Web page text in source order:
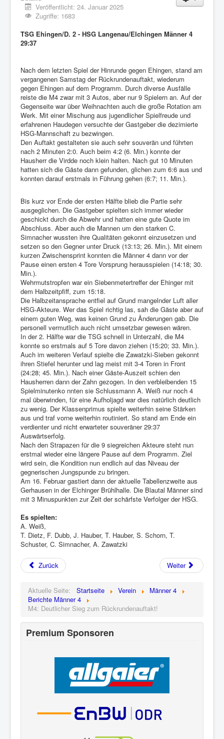
Veröffentlicht: 24. Januar 2025
Zugriffe: 1683
TSG Ehingen/D. 2 - HSG Langenau/Elchingen Männer 4
29:37
Nach dem letzten Spiel der Hinrunde gegen Ehingen, stand am
vergangenen Samstag der Rückrundenauftakt, wiederum
gegen Ehingen auf dem Programm. Durch diverse Ausfälle
reiste die M4 zwar mit 3 Autos, aber nur 9 Spielern an. Auf der
Gegenseite war über Weihnachten auch die große Rotation am
Werk. Mit einer Mischung aus jugendlicher Spielfreude und
erfahrenen Haudegen versuchte der Gastgeber die dezimierte
HSG-Mannschaft zu bezwingen.
Den Auftakt gestalteten sie auch sehr souverän und führten
nach 2 Minuten 2:0. Auch beim 4:2 (6. Min.) konnte der
Hausherr die Virdde noch klein halten. Nach gut 10 Minuten
hatten sich die Gäste dann gefunden, glichen zum 6:6 aus und
konnten darauf erstmals in Führung gehen (6:7; 11. Min.).
Bis kurz vor Ende der ersten Hälfte blieb die Partie sehr
ausgeglichen. Die Gastgeber spielten sich immer wieder
geschickt durch die Abwehr und hatten eine gute Quote im
Abschluss. Aber auch die Mannen um den starken C.
Simnacher wussten ihre Qualitäten gekonnt einzusetzen und
setzen so den Gegner unter Druck (13:13; 26. Min.). Mit einem
kurzen Zwischensprint konnten die Männer 4 dann vor der
Pause einen ersten 4 Tore Vorsprung herausspielen (14:18; 30.
Min.).
Wehrmutstropfen war ein Siebenmetertreffer der Ehinger mit
dem Halbzeitpfiff, zum 15:18.
Die Halbzeitansprache entfiel auf Grund mangelnder Luft aller
HSG-Akteure. Wer das Spiel richtig las, sah die Gäste aber auf
einem guten Weg, was keinen Grund zu Änderungen gab. Die
personell vermutlich auch nicht umsetzbar gewesen wären.
In der 2. Hälfte war die TSG schnell in Unterzahl, die M4
konnte so erstmals auf 5 Tore davon ziehen (15:20; 33. Min.).
Auch im weiteren Verlauf spielte die Zawatzki-Sieben gekonnt
ihren Stiefel herunter und lag meist mit 3-4 Toren in Front
(24:28; 45. Min.). Nach einer Gäste-Auszeit schien den
Hausherren dann der Zahn gezogen. In den verbleibenden 15
Spielminutenko nnten sie Schlussmann A. Weiß nur noch 4
mal überwinden, für eine Aufholjagd war dies natürlich deutlich
zu wenig. Der Klassenprimus spielte weiterhin seine Stärken
aus und traf vorne weiterhin routiniert. So stand am Ende ein
verdienter und nicht erwarteter souveräner 29:37
Auswärtserfolg.
Nach den Strapazen für die 9 siegreichen Akteure steht nun
erstmal wieder eine längere Pause auf dem Programm. Ziel
wird sein, die Kondition nun endlich auf das Niveau der
gegnerischen Jungspunde zu bringen.
Am 16. Februar gastiert dann der aktuelle Tabellenzweite aus
Gerhausen in der Elchinger Brühlhalle. Die Blautal Männer sind
mit 3 Minuspunkten zur Zeit der schärfste Verfolger der HSG.
Es spielten:
A. Weiß,
T. Dietz, F. Dubb, J. Hauber, T. Hauber, S. Schorn, T.
Schuster, C. Simnacher, A. Zawatzki
Zurück Weiter
Aktuelle Seite: Startseite Verein
Männer 4
Berichte Männer 4
M4: Deutlicher Sieg zum Rückrundenauftakt!
Premium Sponsoren